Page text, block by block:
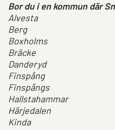
Bor du i en kommun där
Alvesta
Berg
Boxholms
Bräcke
Danderyd
Finspång
Finspångs
Hallstahammar
Härjedalen
Kinda